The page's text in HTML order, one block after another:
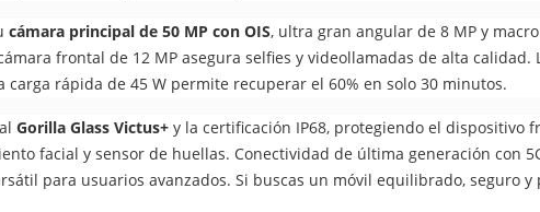
cámara principal de 50 MP con OIS, ultra gran angular de 8 MP y
frontal de 12 MP asegura selfies y videollamadas de alta calidad.
rápida de 45 W permite recuperar el 60% en solo 30 minutos.
Gorilla Glass Victus+ y la certificación IP68, protegiendo el dispositivo
facial y sensor de huellas. Conectividad de última generación con
para usuarios avanzados. Si buscas un móvil equilibrado, seguro